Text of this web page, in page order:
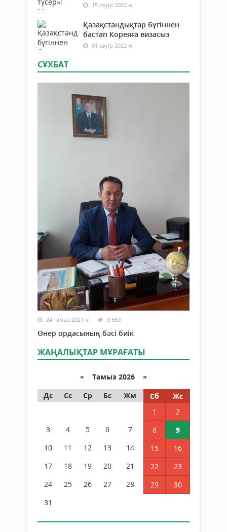
15 сәуір 2022 ж.
Қазақстандықтар бүгіннен
бастап Кореяға визасыз
01 сәуір 2022 ж.
СҰХБАТ
24 тамыз 2021 ж. 3 650
Өнер ордасының бәсі биік
ЖАҢАЛЫҚТАР МҰРАҒАТЫ
« Тамыз 2026 »
Дс
Сс Ср Бс Жм Сб
Жс
1
2
3
4 5 6 7 8
9
10
11 12 13 14 15
16
17
18 19 20 21 22
23
24
25 26 27 28 29
30
31